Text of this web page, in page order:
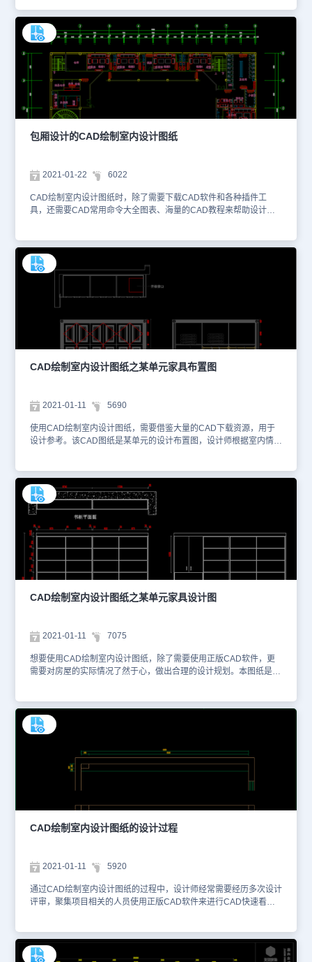
衣，综合考虑设计需求、应用需求以及室内实际情况。以下为大家截
图了一些图纸的预览图。本图纸是使用正版CAD制图软件绘制的橱柜
设计图，其内容包含有建筑室内的橱柜等设施的立面设计图，并且标
注了相应的尺寸信息、材料说明、多角度的设计展示图等，便于相关
人员了解整个设计项目。图纸的格式为dwg格式，大家可以使用浩辰
CAD看图王网页版或者浩辰CAD官网进行在线查看。本图纸作为学
习资料参考，请勿用于商业用途。
包厢设计的CAD绘制室内设计图纸
2021-01-22 6022
CAD绘制室内设计图纸时，除了需要下载CAD软件和各种插件工
具，还需要CAD常用命令大全图表、海量的CAD教程来帮助设计师
图。该图纸绘制了某酒店包厢的平面布置图，从图纸中我们可以了解
到其中的每个包厢的设计情况、尺寸参数、室内装潢以及各包厢之间
的位置关系等信息，便于相关人员快速推进相关施工项目。该图纸的
格式为dwg格式，大家可以使用浩辰CAD看图王网页版或者浩辰
CAD官网进行在线查看。本图纸作为学习资料参考，请勿用于商业用
CAD绘制室内设计图纸之某单元家具布置图
2021-01-11 5690
使用CAD绘制室内设计图纸，需要借鉴大量的CAD下载资源，用于
设计参考。该CAD图纸是某单元的设计布置图，设计师根据室内情况
官网进行在线查看。以下为大家截取了一些图纸的预览图。本图纸作
为学习资料参考，请勿用于商业用途。
CAD绘制室内设计图纸之某单元家具设计图
2021-01-11 7075
想要使用CAD绘制室内设计图纸，除了需要使用正版CAD软件，更
需要对房屋的实际情况了然于心，做出合理的设计规划。本图纸是从
的格式为dwg，大家可以使用浩辰CAD看图王网页版或者浩辰CAD
官网进行在线查看。以下为大家截取了一些图纸的预览图。本图纸作
为学习资料参考，请勿用于商业用途。
CAD绘制室内设计图纸的设计过程
2021-01-11 5920
通过CAD绘制室内设计图纸的过程中，设计师经常需要经历多次设计
评审，聚集项目相关的人员使用正版CAD软件来进行CAD快速看
进行在线查看。通过该图纸，大家可以快速了解项目的设计对象与设
计内容，从而制定相应的项目工期。本图纸作为学习资料参考，请勿